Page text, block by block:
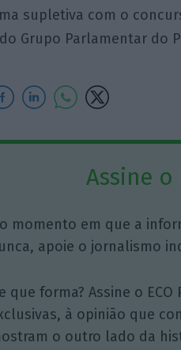
supletiva com o
Grupo Parlamentar do
Assine o
momento em que a
apoie o jornalismo
que forma? Assine o
à opinião que
o outro lado da